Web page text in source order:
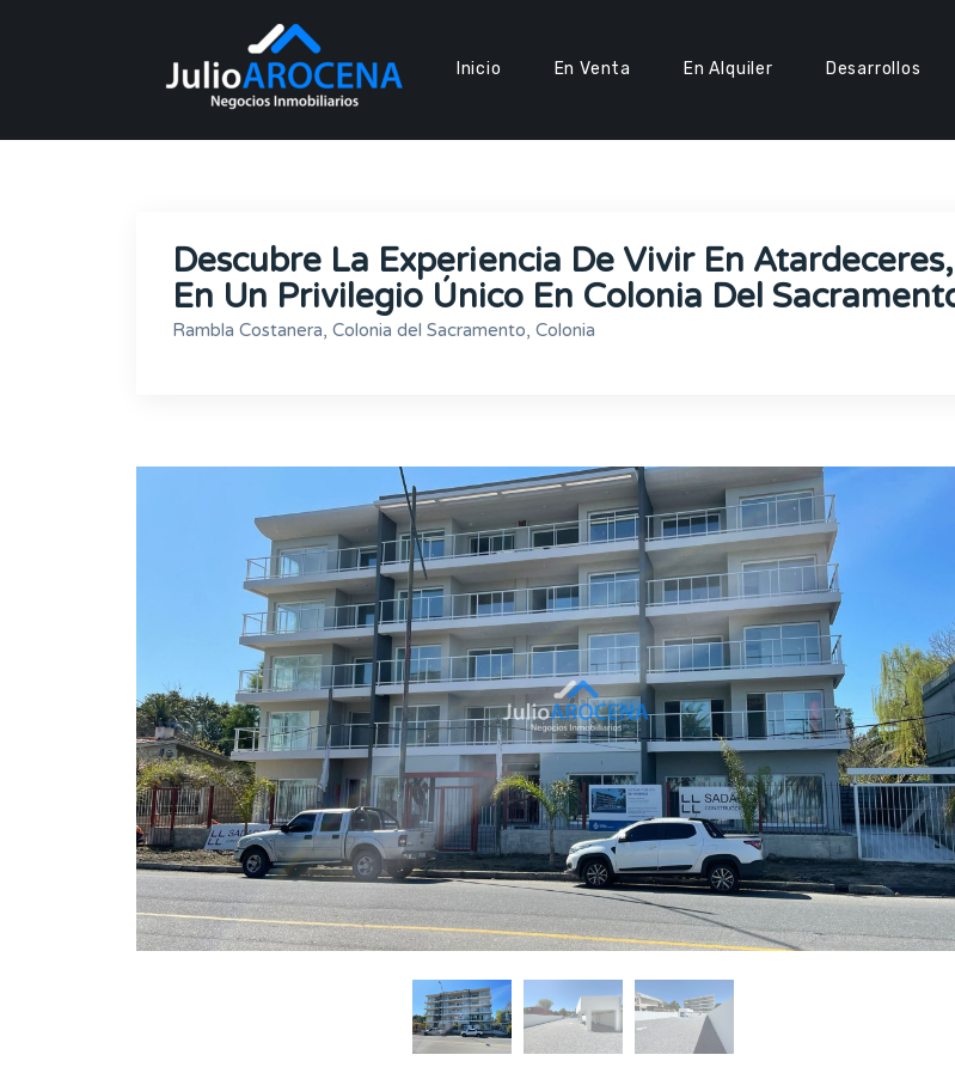
Inicio En Venta En Alquiler Desarrollos
Descubre La Experiencia De Vivir En
En Un Privilegio Único En Colonia Del
Rambla Costanera, Colonia del Sacramento, Colonia